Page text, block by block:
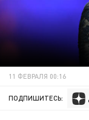
11 ФЕВРАЛЯ 00:16
ПОДПИШИТЕСЬ: